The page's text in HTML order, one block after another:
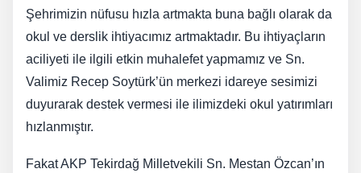
Şehrimizin nüfusu hızla artmakta buna bağlı olarak da
okul ve derslik ihtiyacımız artmaktadır. Bu ihtiyaçların
aciliyeti ile ilgili etkin muhalefet yapmamız ve Sn.
Valimiz Recep Soytürk’ün merkezi idareye sesimizi
duyurarak destek vermesi ile ilimizdeki okul yatırımları
hızlanmıştır.
Fakat AKP Tekirdağ Milletvekili Sn. Mestan Özcan’ın